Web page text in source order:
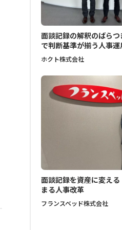
面談記録の解釈のばら
で判断基準が揃う人事運
ホクト株式会社
面談記録を資産に変え
まる人事改革
フランスベッド株式会社